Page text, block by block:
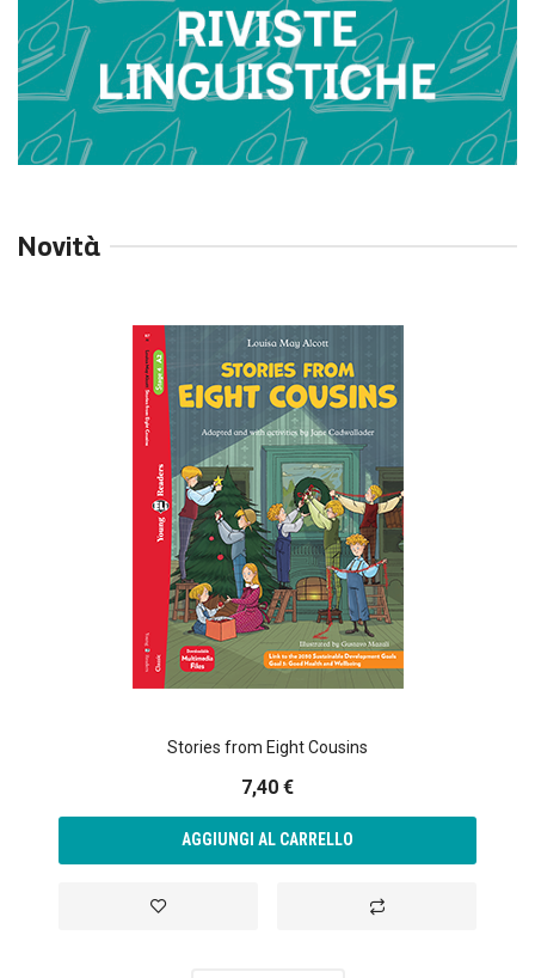
Novità
Stories from Eight Cousins
7,40 €
AGGIUNGI AL CARRELLO
Aggiungi alla lista desideri Aggiungi al confronto